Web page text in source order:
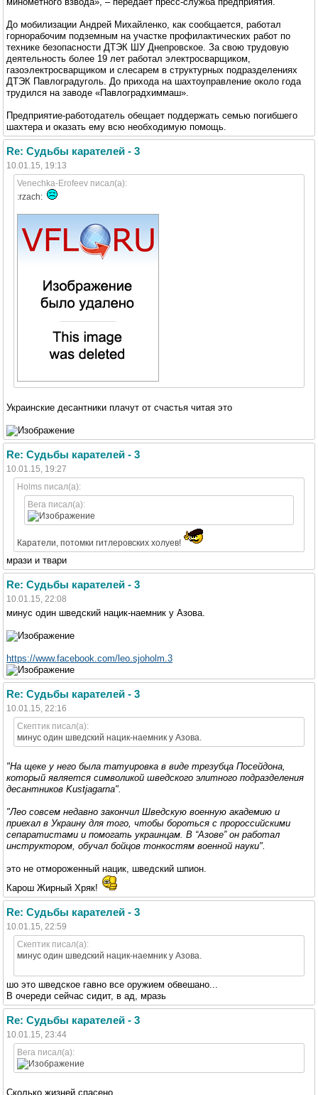
До мобилизации Андрей Михайленко, как сообщается, работал
горнорабочим подземным на участке профилактических работ по
технике безопасности ДТЭК ШУ Днепровское. За свою трудовую
деятельность более 19 лет работал электросварщиком,
газоэлектросварщиком и слесарем в структурных подразделениях
ДТЭК Павлоградуголь. До прихода на шахтоуправление около года
трудился на заводе «Павлоградхиммаш».
Предприятие-работодатель обещает поддержать семью погибшего
шахтера и оказать ему всю необходимую помощь.
Re: Судьбы карателей - 3
10.01.15, 19:13
Venechka-Erofeev писал(а):
:rzach:
Украинские десантники плачут от счастья читая это
Re: Судьбы карателей - 3
10.01.15, 19:27
Holms писал(а):
Вега писал(а):
Каратели, потомки гитлеровских холуев!
мрази и твари
Re: Судьбы карателей - 3
10.01.15, 22:08
минус один шведский нацик-наемник у Азова.
https://www.facebook.com/leo.sjoholm.3
Re: Судьбы карателей - 3
10.01.15, 22:16
Скептик писал(а):
минус один шведский нацик-наемник у Азова.
"На щеке у него была татуировка в виде трезубца Посейдона,
который является символикой шведского элитного подразделения
десантников Kustjаgаrnа".
"Лео совсем недавно закончил Шведскую военную академию и
приехал в Украину для того, чтобы бороться с пророссийскими
сепаратистами и помогать украинцам. В “Азове” он работал
инструктором, обучал бойцов тонкостям военной науки".
это не отмороженный нацик, шведский шпион.
Карош Жирный Хряк!
Re: Судьбы карателей - 3
10.01.15, 22:59
Скептик писал(а):
минус один шведский нацик-наемник у Азова.
шо это шведское гавно все оружием обвешано...
В очереди сейчас сидит, в ад, мразь
Re: Судьбы карателей - 3
10.01.15, 23:44
Вега писал(а):
Сколько жизней спасено.